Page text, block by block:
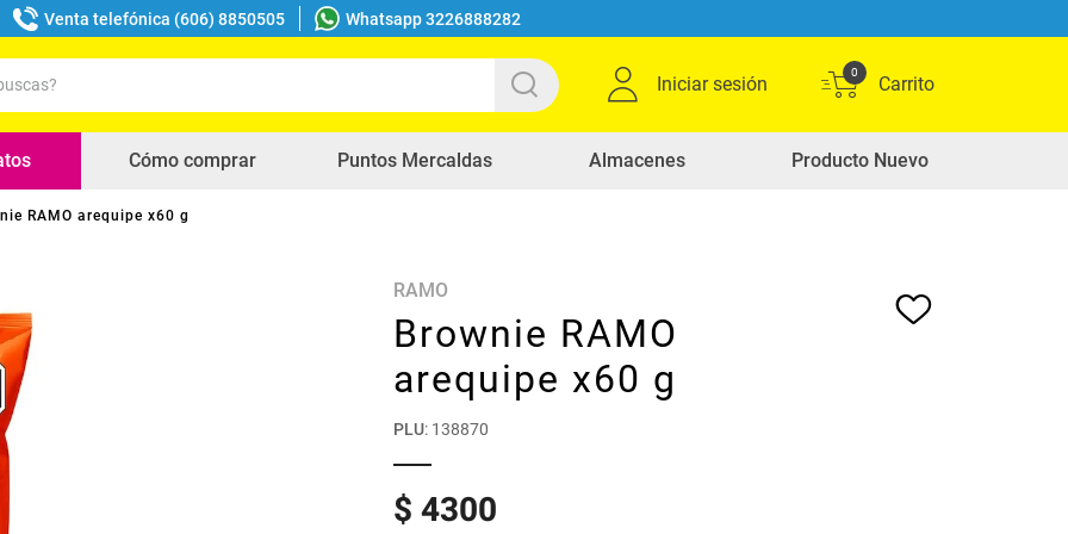
Venta telefónica (606) 8850505 Whatsapp 3226888282
Iniciar sesión
0
Cómo comprar Puntos Mercaldas Almacenes Producto Nuevo
RAMO arequipe x60 g
RAMO
Brownie RAMO
arequipe x60 g
PLU: 138870
$4300
buscados